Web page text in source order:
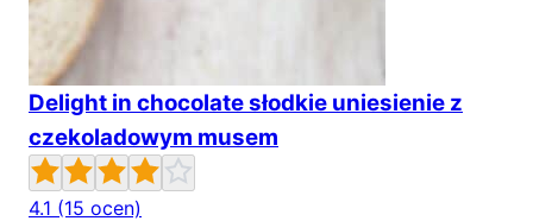
Delight in chocolate słodkie uniesienie z
czekoladowym musem
4.1 (15 ocen)